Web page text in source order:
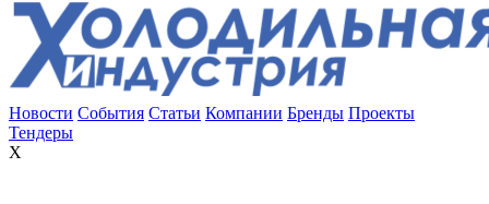
Новости События Статьи Компании Бренды Проекты
Тендеры
X